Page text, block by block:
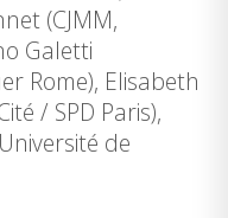
(CJMM,
Galetti
Rome), Elisabeth
/ SPD Paris),
de